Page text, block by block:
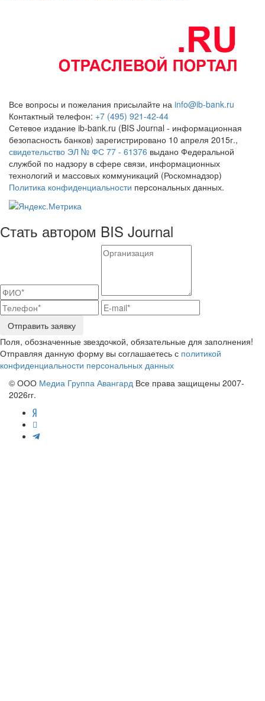
Все вопросы и пожелания присылайте на info@ib-bank.ru
Контактный телефон: +7 (495) 921-42-44
Сетевое издание ib-bank.ru (BIS Journal - информационная
безопасность банков) зарегистрировано 10 апреля 2015г.,
свидетельство ЭЛ № ФС 77 - 61376 выдано Федеральной
службой по надзору в сфере связи, информационных
технологий и массовых коммуникаций (Роскомнадзор)
Политика конфиденциальности персональных данных.
Стать автором BIS Journal
Отправить заявку
Поля, обозначенные звездочкой, обязательные для заполнения!
Отправляя данную форму вы соглашаетесь с политикой
конфиденциальности персональных данных
© ООО Медиа Группа Авангард Все права защищены 2007-
2026гг.